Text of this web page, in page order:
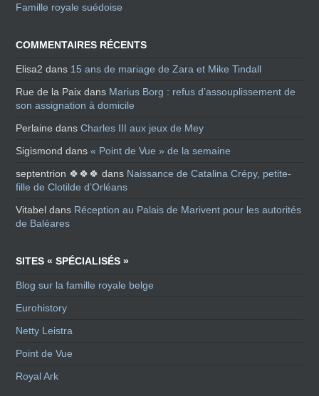
Famille royale suédoise
COMMENTAIRES RÉCENTS
Elisa2 dans 15 ans de mariage de Zara et Mike Tindall
Rue de la Paix dans Marius Borg : refus d’assouplissement de
son assignation à domicile
Perlaine dansCharles III aux jeux de Mey
Sigismond dans« Point de Vue » de la semaine
septentrion 🍀🍀🍀 dans Naissance de Catalina Crépy, petite-
fille de Clotilde d’Orléans
Vitabel dans Réception au Palais de Marivent pour les autorités
de Baléares
SITES « SPÉCIALISÉS »
Blog sur la famille royale belge
Eurohistory
Netty Leistra
Point de Vue
Royal Ark